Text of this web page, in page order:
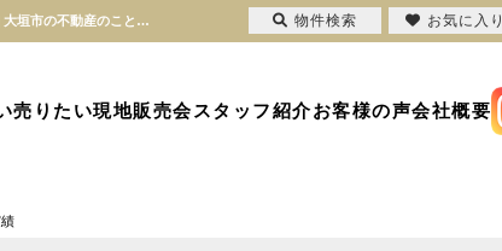
大垣市郭町１丁目 マンションの売却実績の売却実績|大垣市郭町１丁目のマンション レールシティ大垣駅前 | 大垣市の不動産のことならセンチュリー21真永不動産
売りたい現地販売会スタッフ紹介お客様の声会社概要
物件検索 お気に入り